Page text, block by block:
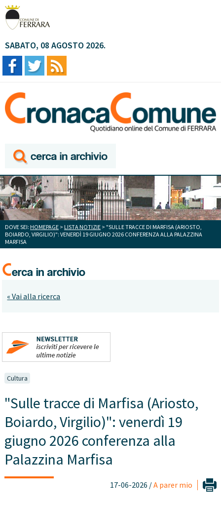
SABATO, 08 AGOSTO 2026.
DOVE SEI: HOMEPAGE > LISTA NOTIZIE > "SULLE TRACCE DI MARFISA (ARIOSTO,
BOIARDO, VIRGILIO)": VENERDÌ 19 GIUGNO 2026 CONFERENZA ALLA PALAZZINA
MARFISA
« Vai alla ricerca
Cultura
"Sulle tracce di Marfisa (Ariosto,
Boiardo, Virgilio)": venerdì 19
giugno 2026 conferenza alla
Palazzina Marfisa
17-06-2026 /A parer mio